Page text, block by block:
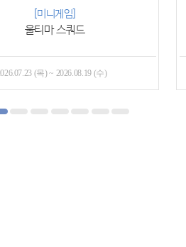
메이플포인트 샵
2026.07.23 (목) ~ 2026.08.19 (수)